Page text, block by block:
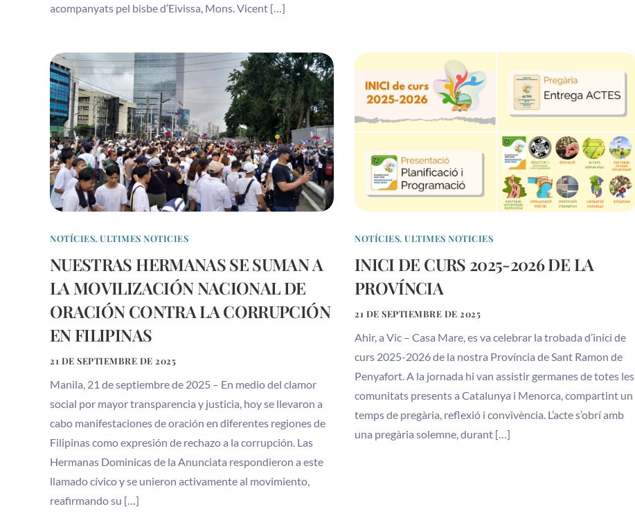
acompanyats pel bisbe d’Eivissa, Mons. Vicent […]
NOTÍCIES,ULTIMES NOTICIES
NUESTRAS HERMANAS SE SUMAN A
LA MOVILIZACIÓN NACIONAL DE
ORACIÓN CONTRA LA CORRUPCIÓN
EN FILIPINAS
21 DE SEPTIEMBRE DE 2025
Manila, 21 de septiembre de 2025 – En medio del clamor
social por mayor transparencia y justicia, hoy se llevaron a
cabo manifestaciones de oración en diferentes regiones de
Filipinas como expresión de rechazo a la corrupción. Las
Hermanas Dominicas de la Anunciata respondieron a este
llamado cívico y se unieron activamente al movimiento,
reafirmando su […]
NOTÍCIES,ULTIMES NOTICIES
INICI DE CURS 2025-2026 DE LA
PROVÍNCIA
21 DE SEPTIEMBRE DE 2025
Ahir, a Vic – Casa Mare, es va celebrar la trobada d’inici de
curs 2025-2026 de la nostra Província de Sant Ramon de
Penyafort. A la jornada hi van assistir germanes de totes les
comunitats presents a Catalunya i Menorca, compartint un
temps de pregària, reflexió i convivència. L’acte s’obrí amb
una pregària solemne, durant […]